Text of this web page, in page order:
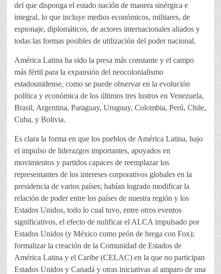
del que disponga el estado nación de manera sinérgica e
integral, lo que incluye medios económicos, militares, de
espionaje, diplomáticos, de actores internacionales aliados y
todas las formas posibles de utilización del poder nacional.
América Latina ha sido la presa más constante y el campo
más fértil para la expansión del neocolonialismo
estadounidense, como se puede observar en la evolución
política y económica de los últimos tres lustros en Venezuela,
Brasil, Argentina, Paraguay, Uruguay, Colombia, Perú, Chile,
Cuba, y Bolivia.
Es clara la forma en que los pueblos de América Latina, bajo
el impulso de liderazgos importantes, apoyados en
movimientos y partidos capaces de reemplazar los
representantes de los intereses corporativos globales en la
presidencia de varios países; habían logrado modificar la
relación de poder entre los países de nuestra región y los
Estados Unidos, todo lo cual tuvo, entre otros eventos
significativos, el efecto de nulificar el ALCA impulsado por
Estados Unidos (y México como peón de brega con Fox);
formalizar la creación de la Comunidad de Estados de
América Latina y el Caribe (CELAC) en la que no participan
Estados Unidos y Canadá y otras iniciativas al amparo de una